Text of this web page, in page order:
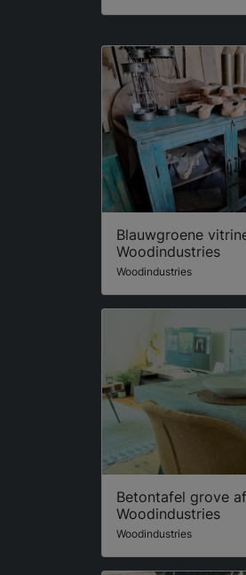
Blauwgroene
Woodindustries
Woodindustries
Betontafel grove
Woodindustries
Woodindustries